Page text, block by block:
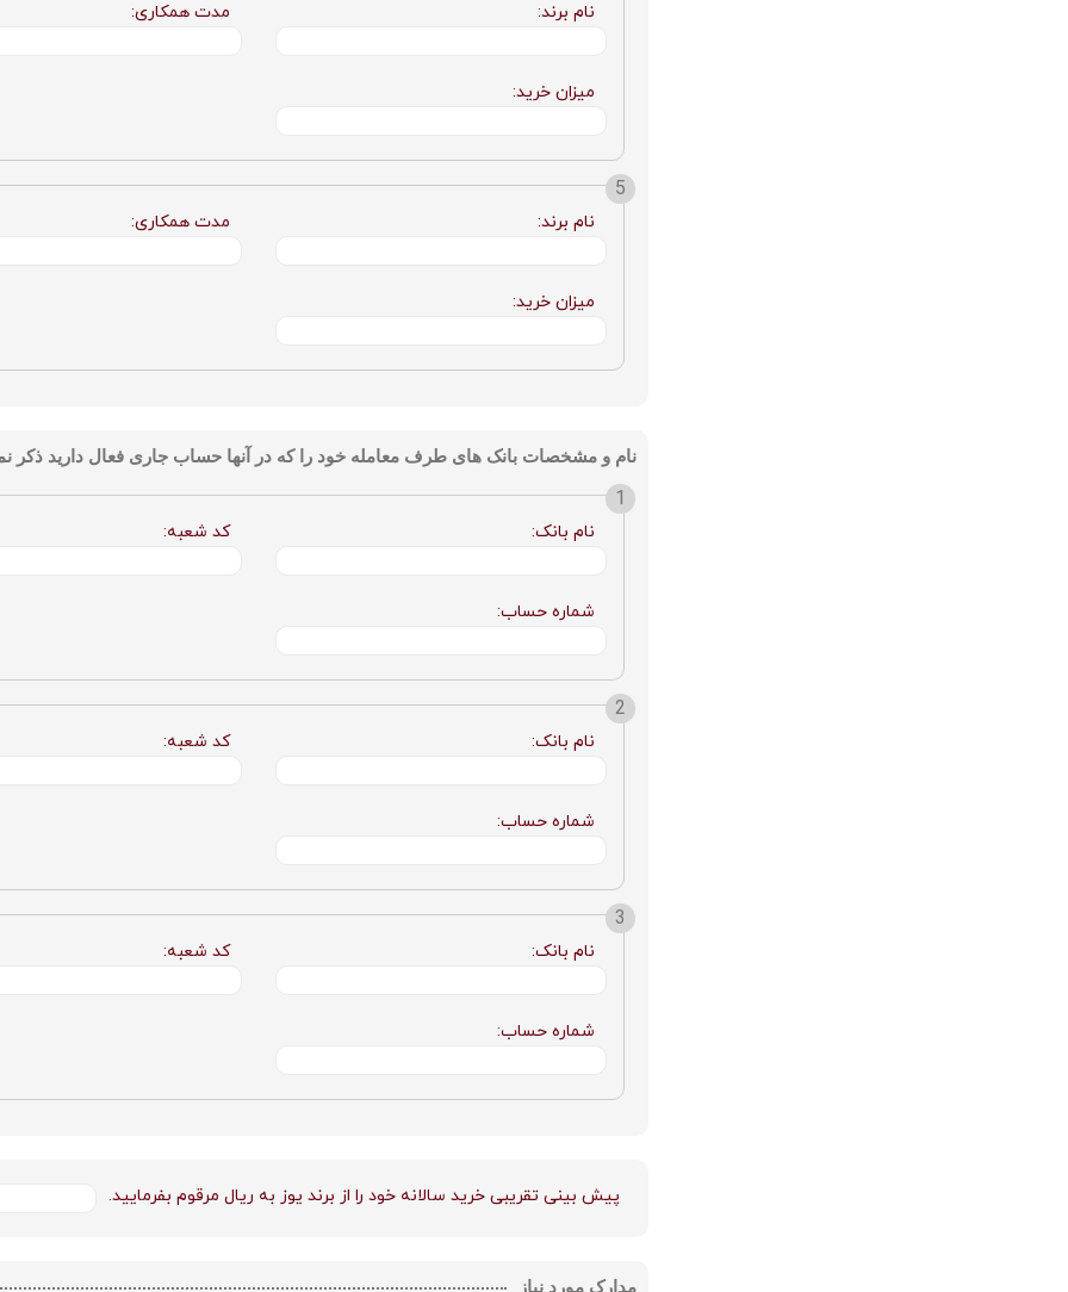
نام برند: مدت همکاری:
میزان خرید:
نام برند: مدت همکاری:
میزان خرید:
نام و مشخصات بانک های طرف معامله خود را که در آنها حساب جاری فعال دارید ذکر
نام بانک: کد شعبه:
شماره حساب:
نام بانک: کد شعبه:
شماره حساب:
نام بانک: کد شعبه:
شماره حساب:
پیش بینی تقریبی خرید سالانه خود را از برند یوز به ریال مرقوم بفرمایید.
مدارک مورد نیاز